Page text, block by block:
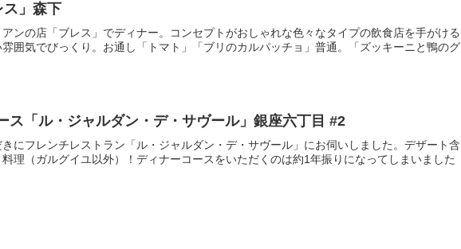
ス」森下
ンの店「ブレス」でディナー。コンセプトがおしゃれな色々なタイプの飲食店を手がける
囲気でびっくり。お通し「トマト」「ブリのカルパッチョ」普通。「ズッキーニと鴨のグ
ス「ル・ジャルダン・デ・サヴール」銀座六丁目 #2
にフレンチレストラン「ル・ジャルダン・デ・サヴール」にお伺いしました。デザート含
理（ガルグイユ以外）！ディナーコースをいただくのは約1年振りになってしまいました